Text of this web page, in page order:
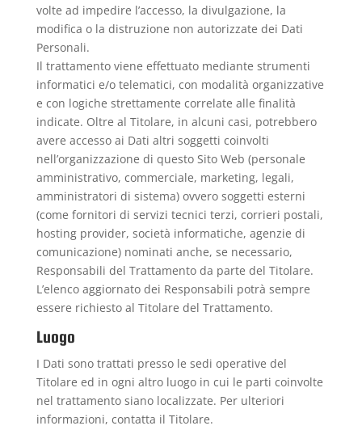
volte ad impedire l’accesso, la divulgazione, la
modifica o la distruzione non autorizzate dei Dati
Personali.
Il trattamento viene effettuato mediante strumenti
informatici e/o telematici, con modalità organizzative
e con logiche strettamente correlate alle finalità
indicate. Oltre al Titolare, in alcuni casi, potrebbero
avere accesso ai Dati altri soggetti coinvolti
nell’organizzazione di questo Sito Web (personale
amministrativo, commerciale, marketing, legali,
amministratori di sistema) ovvero soggetti esterni
(come fornitori di servizi tecnici terzi, corrieri postali,
hosting provider, società informatiche, agenzie di
comunicazione) nominati anche, se necessario,
Responsabili del Trattamento da parte del Titolare.
L’elenco aggiornato dei Responsabili potrà sempre
essere richiesto al Titolare del Trattamento.
Luogo
I Dati sono trattati presso le sedi operative del
Titolare ed in ogni altro luogo in cui le parti coinvolte
nel trattamento siano localizzate. Per ulteriori
informazioni, contatta il Titolare.